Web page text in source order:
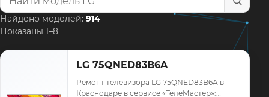
Найти модель телевизора
Найдено моделей: 914
Показаны 1–8
LG 75QNED83B6A
Ремонт телевизора LG 75QNED83B6A в
Краснодаре в сервисе «ТелеМастер»: